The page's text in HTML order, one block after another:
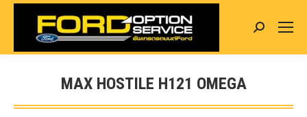
Search:
MAX HOSTILE H121 OMEGA
You are here: